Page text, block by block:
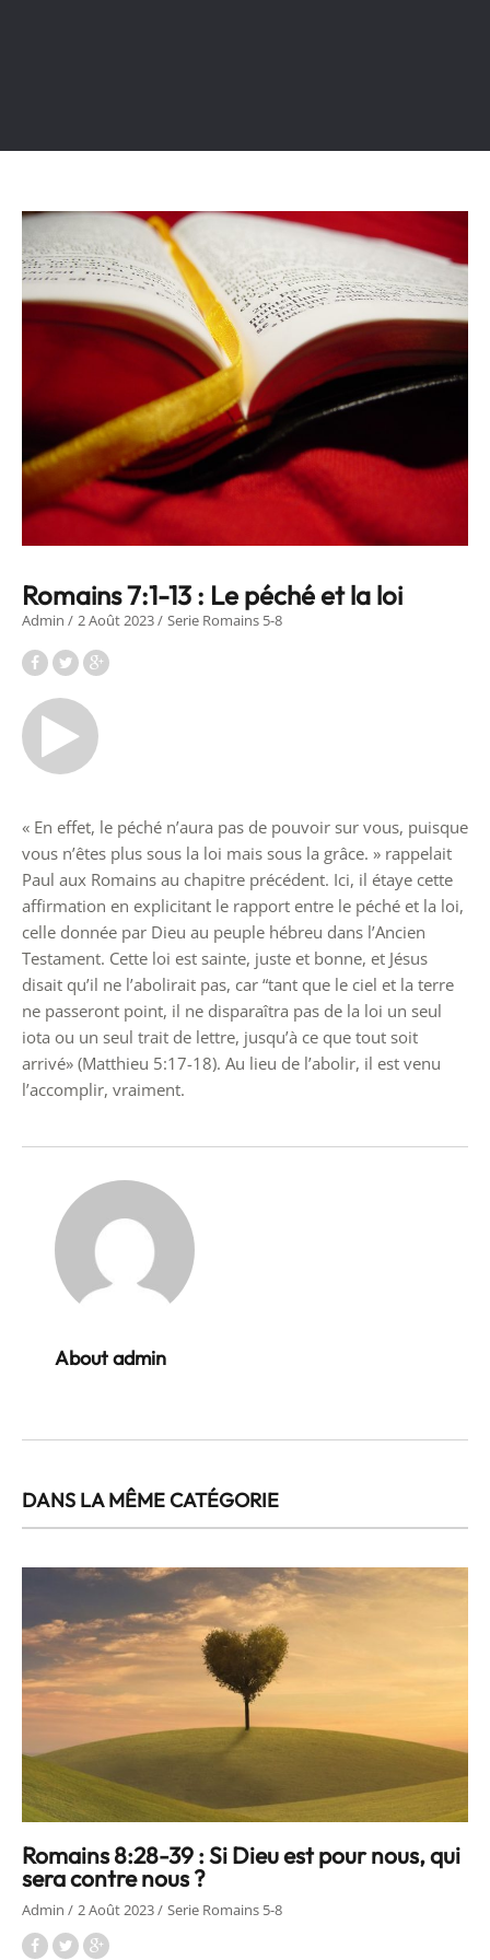
Romains 7:1-13 : Le péché et la loi
Admin 2 Août 2023 Serie Romains 5-8
« En effet, le péché n’aura pas de pouvoir sur vous, puisque
vous n’êtes plus sous la loi mais sous la grâce. » rappelait
Paul aux Romains au chapitre précédent. Ici, il étaye cette
affirmation en explicitant le rapport entre le péché et la loi,
celle donnée par Dieu au peuple hébreu dans l’Ancien
Testament. Cette loi est sainte, juste et bonne, et Jésus
disait qu’il ne l’abolirait pas, car “tant que le ciel et la terre
ne passeront point, il ne disparaîtra pas de la loi un seul
iota ou un seul trait de lettre, jusqu’à ce que tout soit
arrivé» (Matthieu 5:17-18). Au lieu de l’abolir, il est venu
l’accomplir, vraiment.
About admin
DANS LA MÊME CATÉGORIE
Romains 8:28-39 : Si Dieu est pour nous, qui
sera contre nous ?
Admin 2 Août 2023 Serie Romains 5-8